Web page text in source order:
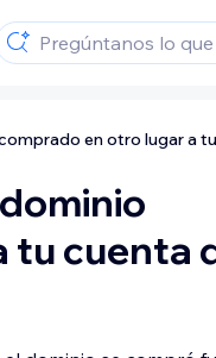
tu cuenta